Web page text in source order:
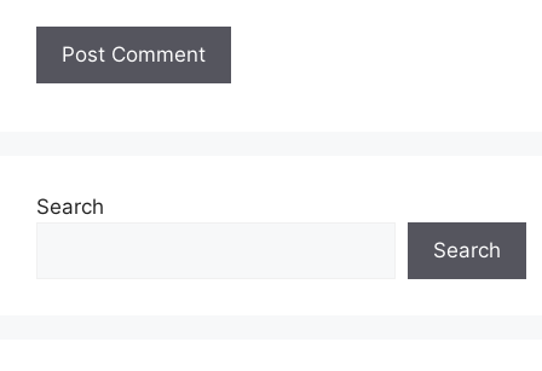
Search
Search